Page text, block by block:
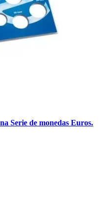
Serie de monedas Euros.